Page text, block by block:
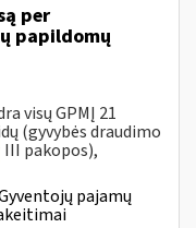
per
papildomų
visų GPMĮ 21
(gyvybės draudimo
III pakopos),
pajamų